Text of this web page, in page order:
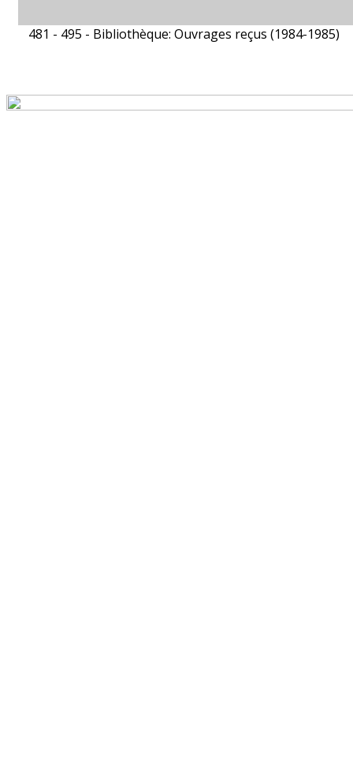
481 - 495 - Bibliothèque: Ouvrages reçus (1984-1985)